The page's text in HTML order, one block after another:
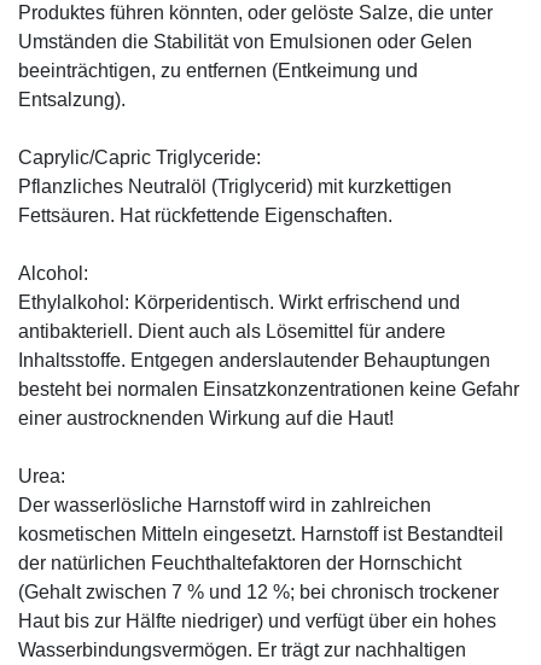
Produktes führen könnten, oder gelöste Salze, die unter
Umständen die Stabilität von Emulsionen oder Gelen
beeinträchtigen, zu entfernen (Entkeimung und
Entsalzung).
Caprylic/Capric Triglyceride:
Pflanzliches Neutralöl (Triglycerid) mit kurzkettigen
Fettsäuren. Hat rückfettende Eigenschaften.
Alcohol:
Ethylalkohol: Körperidentisch. Wirkt erfrischend und
antibakteriell. Dient auch als Lösemittel für andere
Inhaltsstoffe. Entgegen anderslautender Behauptungen
besteht bei normalen Einsatzkonzentrationen keine Gefahr
einer austrocknenden Wirkung auf die Haut!
Urea:
Der wasserlösliche Harnstoff wird in zahlreichen
kosmetischen Mitteln eingesetzt. Harnstoff ist Bestandteil
der natürlichen Feuchthaltefaktoren der Hornschicht
(Gehalt zwischen 7 % und 12 %; bei chronisch trockener
Haut bis zur Hälfte niedriger) und verfügt über ein hohes
Wasserbindungsvermögen. Er trägt zur nachhaltigen